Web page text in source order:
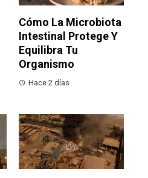
Cómo La Microbiota
Intestinal Protege Y
Equilibra Tu
Organismo
Hace 2 días